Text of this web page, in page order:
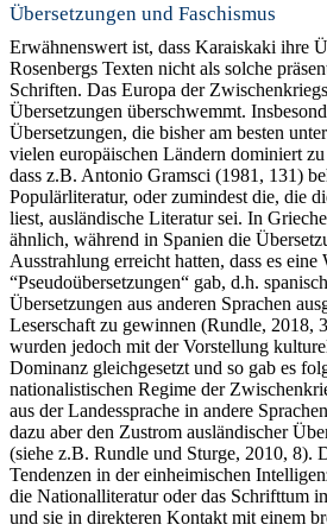
Übersetzungen und Faschismus
Erwähnenswert ist, dass Karaiskaki ihre
Rosenbergs Texten nicht als solche
Schriften. Das Europa der
Übersetzungen überschwemmt.
Übersetzungen, die bisher am besten
vielen europäischen Ländern dominiert
dass z.B. Antonio Gramsci (1981, 131)
Populärliteratur, oder zumindest die, die
liest, ausländische Literatur sei. In
ähnlich, während in Spanien die
Ausstrahlung erreicht hatten, dass es
“Pseudoübersetzungen“ gab, d.h.
Übersetzungen aus anderen Sprachen
Leserschaft zu gewinnen (Rundle, 2018,
wurden jedoch mit der Vorstellung
Dominanz gleichgesetzt und so gab es
nationalistischen Regime der
aus der Landessprache in andere
dazu aber den Zustrom ausländischer
(siehe z.B. Rundle und Sturge, 2010, 8).
Tendenzen in der einheimischen
die Nationalliteratur oder das Schrifttum
und sie in direkteren Kontakt mit einem